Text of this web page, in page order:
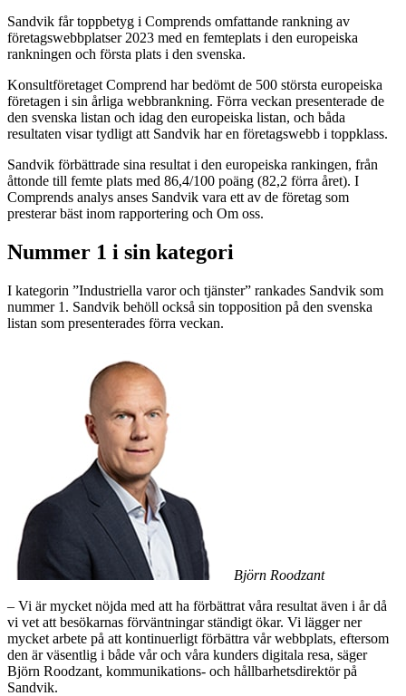
Sandvik får toppbetyg i Comprends omfattande rankning av
företagswebbplatser 2023 med en femteplats i den europeiska
rankningen och första plats i den svenska.
Konsultföretaget Comprend har bedömt de 500 största europeiska
företagen i sin årliga webbrankning. Förra veckan presenterade de
den svenska listan och idag den europeiska listan, och båda
resultaten visar tydligt att Sandvik har en företagswebb i toppklass.
Sandvik förbättrade sina resultat i den europeiska rankingen, från
åttonde till femte plats med 86,4/100 poäng (82,2 förra året). I
Comprends analys anses Sandvik vara ett av de företag som
presterar bäst inom rapportering och Om oss.
Nummer 1 i sin kategori
I kategorin ”Industriella varor och tjänster” rankades Sandvik som
nummer 1. Sandvik behöll också sin topposition på den svenska
listan som presenterades förra veckan.
Björn Roodzant
– Vi är mycket nöjda med att ha förbättrat våra resultat även i år då
vi vet att besökarnas förväntningar ständigt ökar. Vi lägger ner
mycket arbete på att kontinuerligt förbättra vår webbplats, eftersom
den är väsentlig i både vår och våra kunders digitala resa, säger
Björn Roodzant, kommunikations- och hållbarhetsdirektör på
Sandvik.